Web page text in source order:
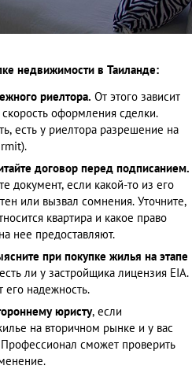
недвижимости в Таиланде:
риелтора. От этого зависит
оформления сделки.
есть у риелтора разрешение на
договор перед подписанием.
документ, если какой-то из его
или вызвал сомнения. Уточните,
квартира и какое право
нее предоставляют.
при покупке жилья на этапе
ли у застройщика лицензия EIA.
его надежность.
юристу, если
на вторичном рынке и у вас
сможет проверить